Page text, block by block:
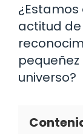
actitud
universo?